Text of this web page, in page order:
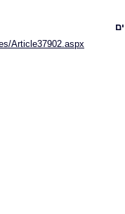
Article37902.aspx